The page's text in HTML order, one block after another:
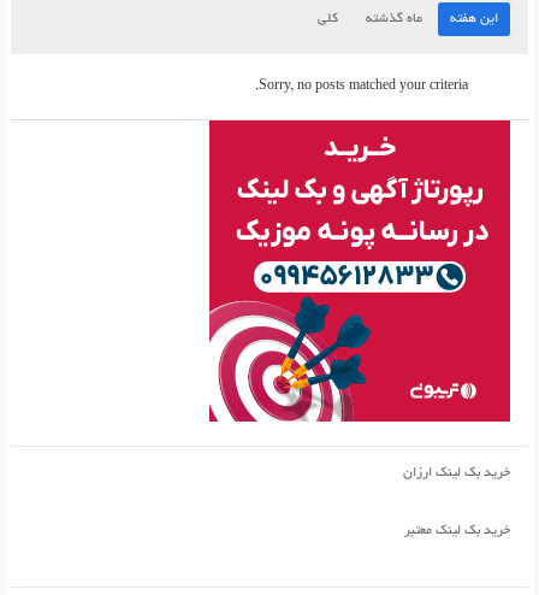
این هفته ماه گذشته کلی
Sorry, no posts matched your criteria.
خرید بک لینک ارزان
خرید بک لینک معتبر